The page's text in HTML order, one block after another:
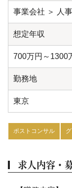
事業会社 ＞ 人
想定年収
700万円～1300
勤務地
東京
ポストコンサル
求人内容・